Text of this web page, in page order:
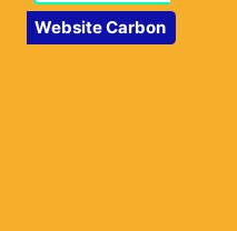
Website Carbon